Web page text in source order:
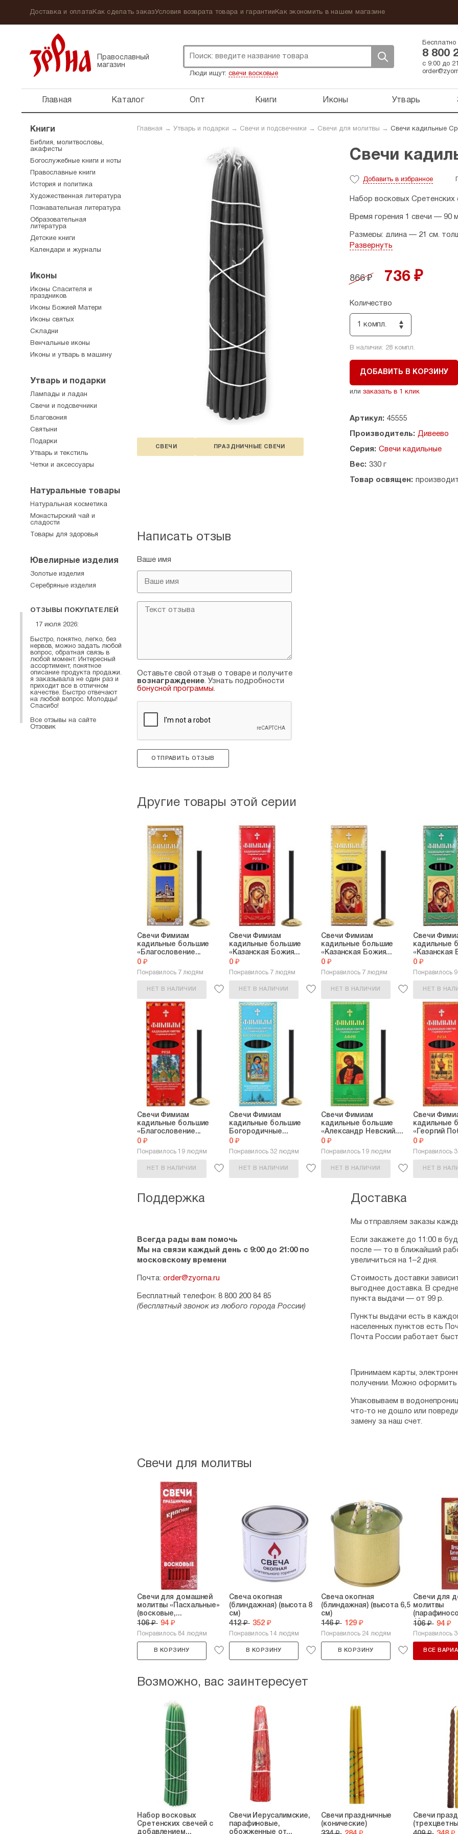
Доставка и оплатаКак сделать заказУсловия возврата товара и гарантии Как экономить в нашем магазине
Православный
магазин
Люди ищут: свечи восковые
Бесплатно
8 800
с 9:00 до
Главная Каталог Опт Книги Иконы Утварь
Главная → Утварь и подарки → Свечи и подсвечники → Свечи для молитвы → Свечи кадильные
СВЕЧИ ПРАЗДНИЧНЫЕ СВЕЧИ
Свечи
Добавить в избранное
Набор восковых Сретенских
Время горения 1 свечи — 90
Размеры: длина — 21 см,
Развернуть
866 ₽ 736 ₽
Количество
1 компл.
В наличии: 28компл.
ДОБАВИТЬ В КОРЗИНУ
или заказать в 1 клик
Артикул: 45555
Производитель: Дивеево
Серия: Свечи кадильные
Вес: 330 г
Товар освящен:
Написать отзыв
Ваше имя
Оставьте свой отзыв о товаре и получите
вознаграждение. Узнать подробности
бонусной программы.
ОТПРАВИТЬ ОТЗЫВ
Другие товары этой серии
Свечи Фимиам
кадильные большие
«Благословение...
0 ₽
Понравилось 7 людям
НЕТ В НАЛИЧИИ
Свечи Фимиам
кадильные большие
«Казанская Божия...
0 ₽
Понравилось 7 людям
НЕТ В НАЛИЧИИ
Свечи Фимиам
кадильные большие
«Казанская Божия...
0 ₽
Понравилось 7 людям
НЕТ В НАЛИЧИИ
Свечи
кадильные
«Казанская
0 ₽
Понравилось
НЕТ В
Свечи Фимиам
кадильные большие
«Благословение...
0 ₽
Понравилось 19 людям
НЕТ В НАЛИЧИИ
Свечи Фимиам
кадильные большие
Богородичные...
0 ₽
Понравилось 32 людям
НЕТ В НАЛИЧИИ
Свечи Фимиам
кадильные большие
«Александр Невский....
0 ₽
Понравилось 19 людям
НЕТ В НАЛИЧИИ
Свечи
кадильные
«Георгий
0 ₽
Понравилось
НЕТ В
Поддержка
Всегда рады вам помочь
Мы на связи каждый день с 9:00 до 21:00 по
московскому времени
Почта: order@zyorna.ru
Бесплатный телефон: 8 800 200 84 85
(бесплатный звонок из любого города России)
Доставка
Мы отправляем заказы
Если закажете до 11:00 в
после — то в ближайший
увеличиться на 1–2 дня.
Стоимость доставки
выгоднее доставка. В
пункта выдачи — от 99 р.
Пункты выдачи есть в
населенных пунктов есть
Почта России работает
Принимаем карты,
получении. Можно оформить
Упаковываем в
что-то не дошло или
замену за наш счет.
Свечи для молитвы
Свечи для домашней
молитвы «Пасхальные»
(восковые,...
106 ₽ 94 ₽
Понравилось 84 людям
В КОРЗИНУ
Свеча окопная
(блиндажная) (высота 8
см)
412 ₽ 352 ₽
Понравилось 14 людям
В КОРЗИНУ
Свеча окопная
(блиндажная) (высота 6,5
см)
146 ₽ 129 ₽
Понравилось 24 людям
В КОРЗИНУ
Свечи для
молитвы
10...
106 ₽ 94 ₽
Понравилось
ВСЕ
Возможно, вас заинтересует
Набор восковых
Сретенских свечей с
добавлением...
Свечи Иерусалимские,
парафиновые,
обожженные от...
Свечи праздничные
(конические)
Свечи
Книги
Библия, молитвословы,
акафисты
Богослужебные книги и ноты
Православные книги
История и политика
Художественная литература
Познавательная литература
Образовательная
литература
Детские книги
Календари и журналы
Иконы
Иконы Спасителя и
праздников
Иконы Божией Матери
Иконы святых
Складни
Венчальные иконы
Иконы и утварь в машину
Утварь и подарки
Лампады и ладан
Свечи и подсвечники
Благовония
Святыни
Подарки
Утварь и текстиль
Четки и аксессуары
Натуральные товары
Натуральная косметика
Монастырский чай и
сладости
Товары для здоровья
Ювелирные изделия
Золотые изделия
Серебряные изделия
ОТЗЫВЫ ПОКУПАТЕЛЕЙ
17 июля 2026:
Быстро, понятно, легко, без
нервов, можно задать любой
вопрос, обратная связь в
любой момент. Интересный
ассортимент, понятное
описание продукта продажи.
я заказывала не один раз и
приходит все в отличном
качестве. Быстро отвечают
на любой вопрос. Молодцы!
Спасибо!
Все отзывы на сайте
Отзовик